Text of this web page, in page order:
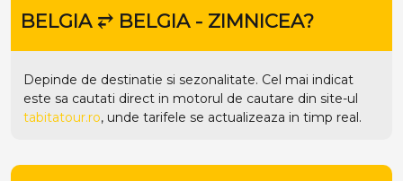
BELGIA ⥂ BELGIA - ZIMNICEA?
Depinde de destinatie si sezonalitate. Cel mai indicat
este sa cautati direct in motorul de cautare din site-ul
tabitatour.ro, unde tarifele se actualizeaza in timp real.